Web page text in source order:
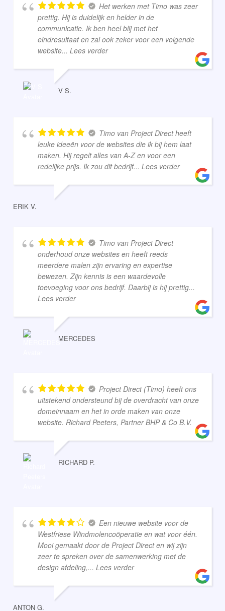
Het werken met Timo was zeer
prettig. Hij is duidelijk en helder in de
communicatie. Ik ben heel blij met het
eindresultaat en zal ook zeker voor een volgende
website... Lees verder
V S.
Timo van Project Direct heeft
leuke ideeën voor de websites die ik bij hem laat
maken. Hij regelt alles van A-Z en voor een
redelijke prijs. Ik zou dit bedrijf... Lees verder
ERIK V.
Timo van Project Direct
onderhoud onze websites en heeft reeds
meerdere malen zijn ervaring en expertise
bewezen. Zijn kennis is een waardevolle
toevoeging voor ons bedrijf. Daarbij is hij prettig...
Lees verder
MERCEDES
Project Direct (Timo) heeft ons
uitstekend ondersteund bij de overdracht van onze
domeinnaam en het in orde maken van onze
website. Richard Peeters, Partner BHP & Co B.V.
RICHARD P.
Een nieuwe website voor de
Westfriese Windmolencoöperatie en wat voor één.
Mooi gemaakt door de Project Direct en wij zijn
zeer te spreken over de samenwerking met de
design afdeling,... Lees verder
ANTON G.